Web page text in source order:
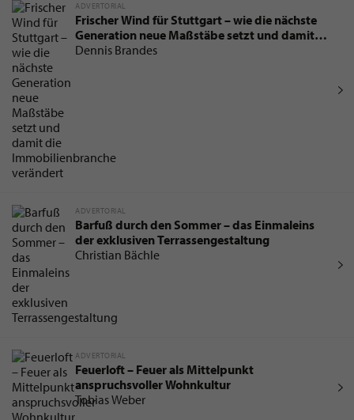
ADVERTORIAL
Frischer Wind für Stuttgart – wie die nächste
Generation neue Maßstäbe setzt und damit
die Immobilienbranche verändert
Dennis Brandes
ADVERTORIAL
Barfuß durch den Sommer – das Einmaleins
der exklusiven Terrassengestaltung
Christian Bächle
ADVERTORIAL
Feuerloft – Feuer als Mittelpunkt
anspruchsvoller Wohnkultur
Tobias Weber